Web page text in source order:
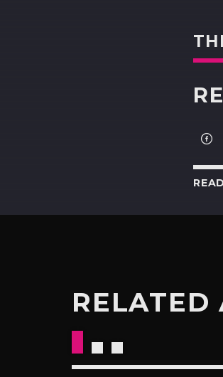
RELATED